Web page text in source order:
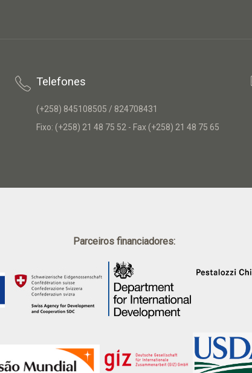
Telefones
(+258) 845108505 / 824708431
Fixo: (+258) 21 48 75 52 - Fax (+258) 21 48 75 65
Parceiros financiadores: